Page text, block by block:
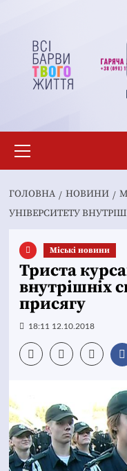
вмісту
меню
ГОЛОВНА НОВИНИ
УНІВЕРСИТЕТУ
Mіські новини
Триста
внутрішніх
присягу
18:11 12.10.2018